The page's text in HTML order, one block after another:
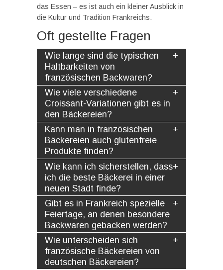
das Essen – es ist auch ein kleiner Ausblick in
die Kultur und Tradition Frankreichs.
Oft gestellte Fragen
Wie lange sind die typischen
Haltbarkeiten von
französischen Backwaren?
Wie viele verschiedene
Croissant-Variationen gibt es in
den Bäckereien?
Kann man in französischen
Bäckereien auch glutenfreie
Produkte finden?
Wie kann ich sicherstellen, dass
ich die beste Bäckerei in einer
neuen Stadt finde?
Gibt es in Frankreich spezielle
Feiertage, an denen besondere
Backwaren gebacken werden?
Wie unterscheiden sich
französische Bäckereien von
deutschen Bäckereien?